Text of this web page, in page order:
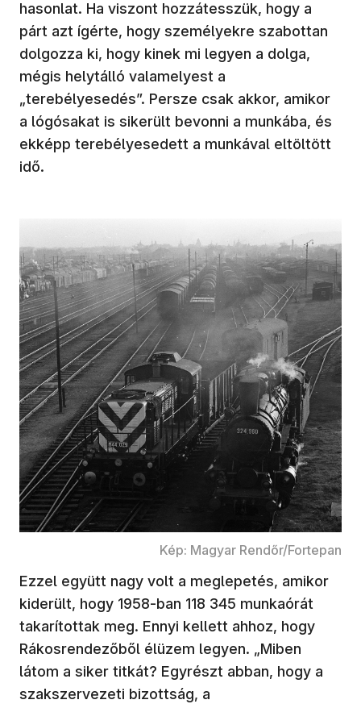
hasonlat. Ha viszont hozzátesszük, hogy a
párt azt ígérte, hogy személyekre szabottan
dolgozza ki, hogy kinek mi legyen a dolga,
mégis helytálló valamelyest a
„terebélyesedés”. Persze csak akkor, amikor
a lógósakat is sikerült bevonni a munkába, és
ekképp terebélyesedett a munkával eltöltött
idő.
Kép: Magyar Rendőr/Fortepan
Ezzel együtt nagy volt a meglepetés, amikor
kiderült, hogy 1958-ban 118 345 munkaórát
takarítottak meg. Ennyi kellett ahhoz, hogy
Rákosrendezőből élüzem legyen. „Miben
látom a siker titkát? Egyrészt abban, hogy a
szakszervezeti bizottság, a